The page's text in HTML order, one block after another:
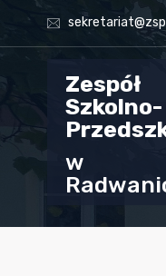
Zespół
Szkolno-
w